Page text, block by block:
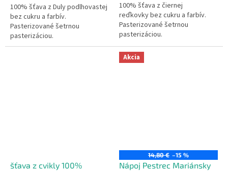
100% šťava z Duly podlhovastej
bez cukru a farbív.
Pasterizované šetrnou
pasterizáciou.
100% šťava z čiernej
reďkovky bez cukru a farbív.
Pasterizované šetrnou
pasterizáciou.
šťava z cvikly 100%
Akcia
14,80 € –15 %
Nápoj Pestrec Mariánsky